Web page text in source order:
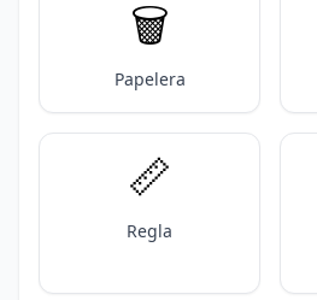
🗑️
Papelera
📏
Regla